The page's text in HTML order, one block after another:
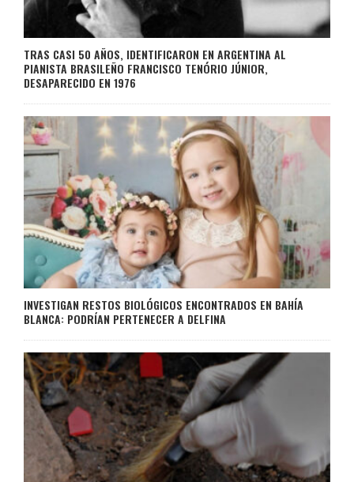
TRAS CASI 50 AÑOS, IDENTIFICARON EN ARGENTINA AL
PIANISTA BRASILEÑO FRANCISCO TENÓRIO JÚNIOR,
DESAPARECIDO EN 1976
INVESTIGAN RESTOS BIOLÓGICOS ENCONTRADOS EN BAHÍA
BLANCA: PODRÍAN PERTENECER A DELFINA